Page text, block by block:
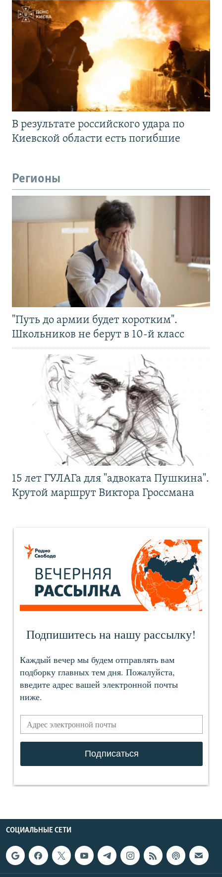
В результате российского удара по
Киевской области есть погибшие
Регионы
"Путь до армии будет коротким".
Школьников не берут в 10-й класс
15 лет ГУЛАГа для "адвоката Пушкина".
Крутой маршрут Виктора Гроссмана
СОЦИАЛЬНЫЕ СЕТИ